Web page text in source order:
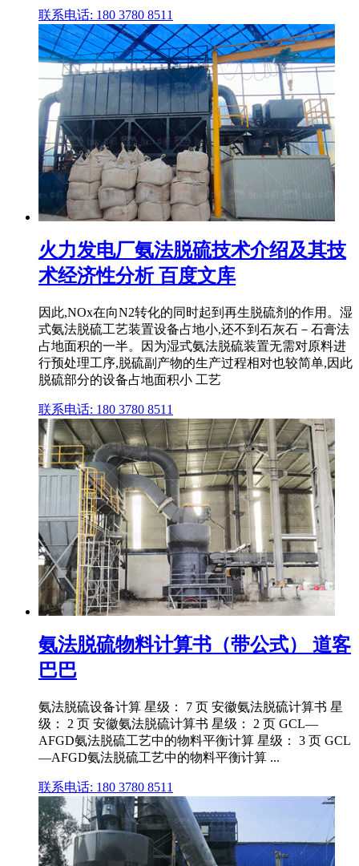
联系电话: 180 3780 8511
火力发电厂氨法脱硫技术介绍及其技
术经济性分析 百度文库
因此,NOx在向N2转化的同时起到再生脱硫剂的作用。湿
式氨法脱硫工艺装置设备占地小,还不到石灰石－石膏法
占地面积的一半。因为湿式氨法脱硫装置无需对原料进
行预处理工序,脱硫副产物的生产过程相对也较简单,因此
脱硫部分的设备占地面积小 工艺
联系电话: 180 3780 8511
氨法脱硫物料计算书（带公式） 道客
巴巴
氨法脱硫设备计算 星级： 7 页 安徽氨法脱硫计算书 星
级： 2 页 安徽氨法脱硫计算书 星级： 2 页 GCL—
AFGD氨法脱硫工艺中的物料平衡计算 星级： 3 页 GCL
—AFGD氨法脱硫工艺中的物料平衡计算 ...
联系电话: 180 3780 8511